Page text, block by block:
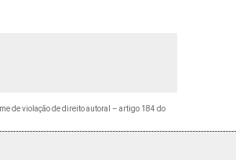
de violação de direito autoral – artigo 184 do